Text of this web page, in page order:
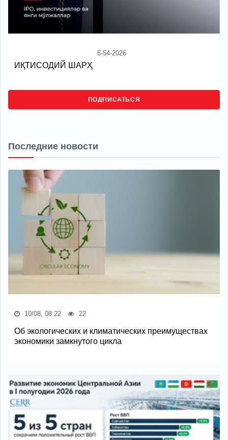
6-54-2026
ИҚТИСОДИЙ ШАРҲ
ПОДПИСАТЬСЯ
Последние новости
10/08, 08:22 22
Об экологических и климатических преимуществах
экономики замкнутого цикла